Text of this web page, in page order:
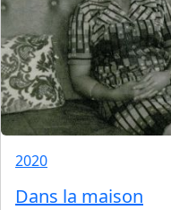
2020
Dans la maison